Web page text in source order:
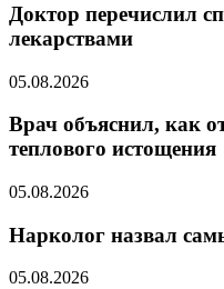
Доктор перечислил
лекарствами
05.08.2026
Врач объяснил, как
теплового истощения
05.08.2026
Нарколог назвал
05.08.2026